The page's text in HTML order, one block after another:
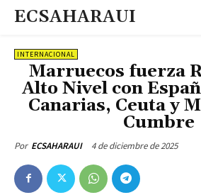
ECSAHARAUI
INTERNACIONAL
Marruecos fuerza
Alto Nivel con
Canarias, Ceuta y
Cumbre
Por ECSAHARAUI 4 de diciembre de 2025